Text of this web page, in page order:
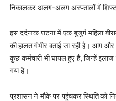
निकालकर अलग-अलग अस्पतालों में शिफ्ट
इस दर्दनाक घटना में एक बुजुर्ग महिला
की हालत गंभीर बताई जा रही है। आग
कुछ कर्मचारी भी घायल हुए हैं, जिन्हें
गया है।
प्रशासन ने मौके पर पहुंचकर स्थिति को